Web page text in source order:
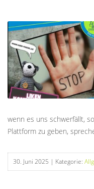
wenn es uns schwerfällt,
Plattform zu geben,
30. Juni 2025 | Kategorie: